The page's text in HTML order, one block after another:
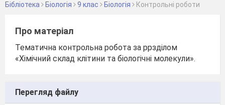
Бібліотека Біологія 9 клас Біологія Контрольні роботи
Про матеріал
Тематична контрольна робота за ррзділом
«Хімічний склад клітини та біологічні молекули».
Перегляд файлу